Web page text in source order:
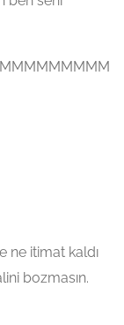
ne itimat kaldı
bozmasın.